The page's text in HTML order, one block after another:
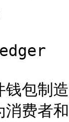
钱包制
消费者